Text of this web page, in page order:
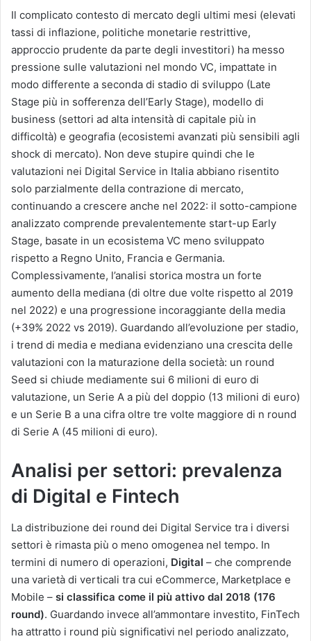
Il complicato contesto di mercato degli ultimi mesi (elevati
tassi di inflazione, politiche monetarie restrittive,
approccio prudente da parte degli investitori) ha messo
pressione sulle valutazioni nel mondo VC, impattate in
modo differente a seconda di stadio di sviluppo (Late
Stage più in sofferenza dell’Early Stage), modello di
business (settori ad alta intensità di capitale più in
difficoltà) e geografia (ecosistemi avanzati più sensibili agli
shock di mercato). Non deve stupire quindi che le
valutazioni nei Digital Service in Italia abbiano risentito
solo parzialmente della contrazione di mercato,
continuando a crescere anche nel 2022: il sotto-campione
analizzato comprende prevalentemente start-up Early
Stage, basate in un ecosistema VC meno sviluppato
rispetto a Regno Unito, Francia e Germania.
Complessivamente, l’analisi storica mostra un forte
aumento della mediana (di oltre due volte rispetto al 2019
nel 2022) e una progressione incoraggiante della media
(+39% 2022 vs 2019). Guardando all’evoluzione per stadio,
i trend di media e mediana evidenziano una crescita delle
valutazioni con la maturazione della società: un round
Seed si chiude mediamente sui 6 milioni di euro di
valutazione, un Serie A a più del doppio (13 milioni di euro)
e un Serie B a una cifra oltre tre volte maggiore di n round
di Serie A (45 milioni di euro).
Analisi per settori: prevalenza
di Digital e Fintech
La distribuzione dei round dei Digital Service tra i diversi
settori è rimasta più o meno omogenea nel tempo. In
termini di numero di operazioni, Digital – che comprende
una varietà di verticali tra cui eCommerce, Marketplace e
Mobile – si classifica come il più attivo dal 2018 (176
round). Guardando invece all’ammontare investito, FinTech
ha attratto i round più significativi nel periodo analizzato,